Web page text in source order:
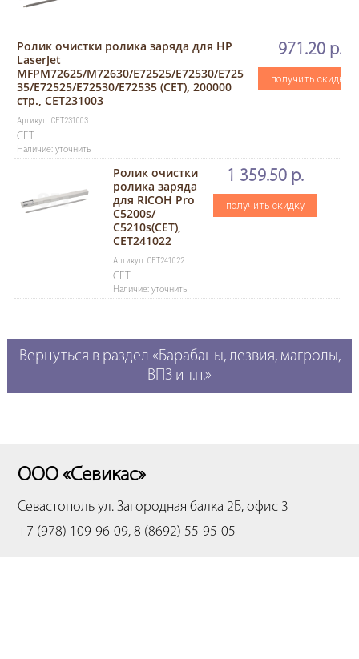
Ролик очистки ролика заряда для HP
LaserJet
MFPM72625/M72630/E72525/E72530/E725
35/E72525/E72530/E72535 (CET), 200000
стр., CET231003
Артикул: CET231003
CET
Наличие: уточнить
971.20 р.
получить скидку
Ролик очистки
ролика заряда
для RICOH Pro
C5200s/
C5210s(CET),
CET241022
Артикул: CET241022
CET
Наличие: уточнить
1 359.50 р.
получить скидку
Вернуться в раздел «Барабаны, лезвия, магролы,
ВПЗ и т.п.»
ООО «Севикас»
Севастополь ул. Загородная балка 2Б, офис 3
+7 (978) 109-96-09, 8 (8692) 55-95-05